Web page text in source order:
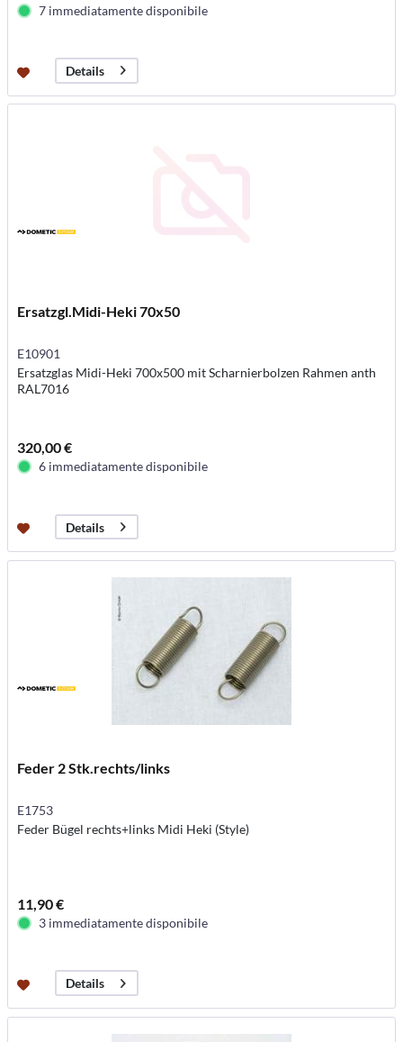
7 immediatamente disponibile
Details
Ersatzgl.Midi-Heki 70x50
E10901
Ersatzglas Midi-Heki 700x500 mit Scharnierbolzen Rahmen anth
RAL7016
320,00 €
6 immediatamente disponibile
Details
Feder 2 Stk.rechts/links
E1753
Feder Bügel rechts+links Midi Heki (Style)
11,90 €
3 immediatamente disponibile
Details